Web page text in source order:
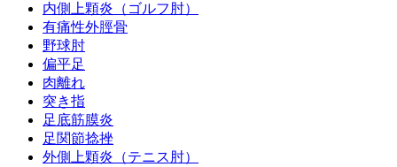
内側上顆炎（ゴルフ肘）
有痛性外脛骨
野球肘
偏平足
肉離れ
突き指
足底筋膜炎
足関節捻挫
外側上顆炎（テニス肘）